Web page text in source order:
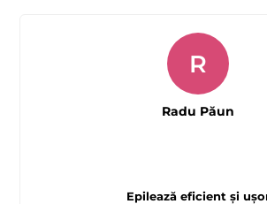
Epilează eficient și
R
Radu Păun